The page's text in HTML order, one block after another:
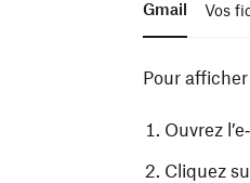
Gmail Vos
Pour
Ouvrez
Cliquez